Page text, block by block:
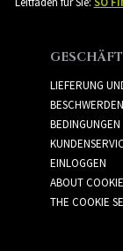
GESCHÄFT
LIEFERUNG
BESCHWERDEN
BEDINGUNGEN
EINLOGGEN
ABOUT
THE COOKIE